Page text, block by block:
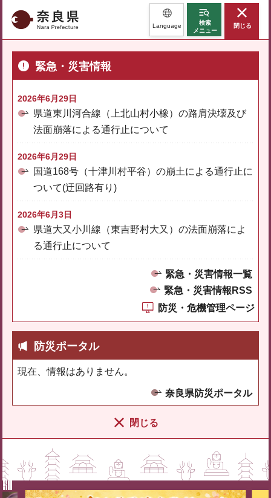
奈良県 Language
検索
メニュー
閉じる
緊急・災害情報
2026年6月29日
県道東川河合線（上北山村小橡）の路肩決壊及び
法面崩落による通行止について
2026年6月29日
国道168号（十津川村平谷）の崩土による通行止に
ついて(迂回路有り)
2026年6月3日
県道大又小川線（東吉野村大又）の法面崩落によ
る通行止について
緊急・災害情報一覧
緊急・災害情報RSS
防災・危機管理ページ
防災ポータル
現在、情報はありません。
奈良県防災ポータル
閉じる